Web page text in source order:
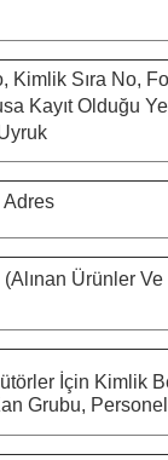
Sıra No,
Kayıt Olduğu
Adres
Ürünler
İçin Kimlik
Grubu,